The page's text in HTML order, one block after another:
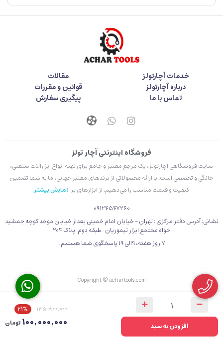
افزودن به سبد
125,800,000
21%
100,000,000 تومان
خدمات آچارتولز
مقالات
درباره آچارتولز
قوانین و مقررات
تماس با ما
پیگیری سفارش
فروشگاه اینترنتی آچار تولز
سایت فروشگاهی آچارتولز، یک مرجع معتبر و جامع برای تهیه انواع ابزارآلات صنعتی،
خانگی و تخصصی است. با ارائه محصولاتی از برندهای معتبر جهانی، ما به شما تضمین
کیفیت و قیمت مناسب را می‌دهیم. از ابزارهای بر نمایش بیشتر
09124547260
نشانی: آدرس دفتر مرکزی : تهران - خیابان امام خمینی بعداز خیابان موحد کوچه جمشید
خواه مجتمع ابزار تیموریان طبقه دوم پلاک 204
۷ روز هفته، 9الی 19 پاسخگوی شما هستیم .
Copyright © achartools.com